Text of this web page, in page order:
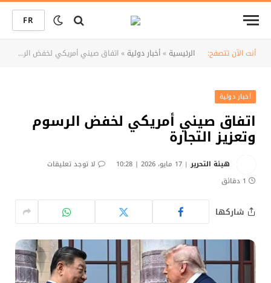
FR
أنت الآن تتصفح: الرئيسية»أخبار دولية»اتفاق صيني أمريكي لخفض الرسوم وتعزيز التجارة
أخبار دولية
اتفاق صيني أمريكي لخفض الرسوم
وتعزيز التجارة
هيئة التحرير 17 مايو، 2026 | 10:28
لا توجد تعليقات
1 دقائق
شاركها